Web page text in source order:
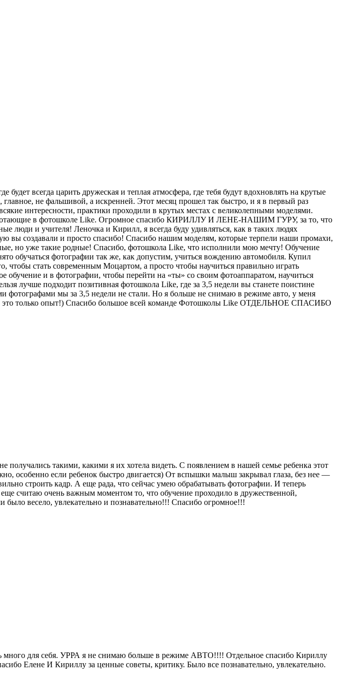
всегда царить дружеская и теплая атмосфера, где тебя будут вдохновлять на крутые
не фальшивой, а искренней. Этот месяц прошел так быстро, и я в первый раз
интересности, практики проходили в крутых местах с великолепными моделями.
в фотошколе Like. Огромное спасибо КИРИЛЛУ И ЛЕНЕ-НАШИМ ГУРУ, за то, что
люди и учителя! Леночка и Кирилл, я всегда буду удивляться, как в таких людях
вы создавали и просто спасибо! Спасибо нашим моделям, которые терпели наши промахи,
но уже такие родные! Спасибо, фотошкола Like, что исполнили мою мечту! Обучение
обучаться фотографии так же, как допустим, учиться вождению автомобиля. Купил
стать современным Моцартом, а просто чтобы научиться правильно играть
и в фотографии, чтобы перейти на «ты» со своим фотоаппаратом, научиться
лучше подходит позитивная фотошкола Like, где за 3,5 недели вы станете поистине
мы за 3,5 недели не стали. Но я больше не снимаю в режиме авто, у меня
это только опыт!) Спасибо большое всей команде Фотошколы Like ОТДЕЛЬНОЕ СПАСИБО
такими, какими я их хотела видеть. С появлением в нашей семье ребенка этот
особенно если ребенок быстро двигается) От вспышки малыш закрывал глаза, без нее —
строить кадр. А еще рада, что сейчас умею обрабатывать фотографии. И теперь
считаю очень важным моментом то, что обучение проходило в дружественной,
весело, увлекательно и познавательно!!! Спасибо огромное!!!
для себя. УРРА я не снимаю больше в режиме АВТО!!!! Отдельное спасибо Кириллу
Елене И Кириллу за ценные советы, критику. Было все познавательно, увлекательно.